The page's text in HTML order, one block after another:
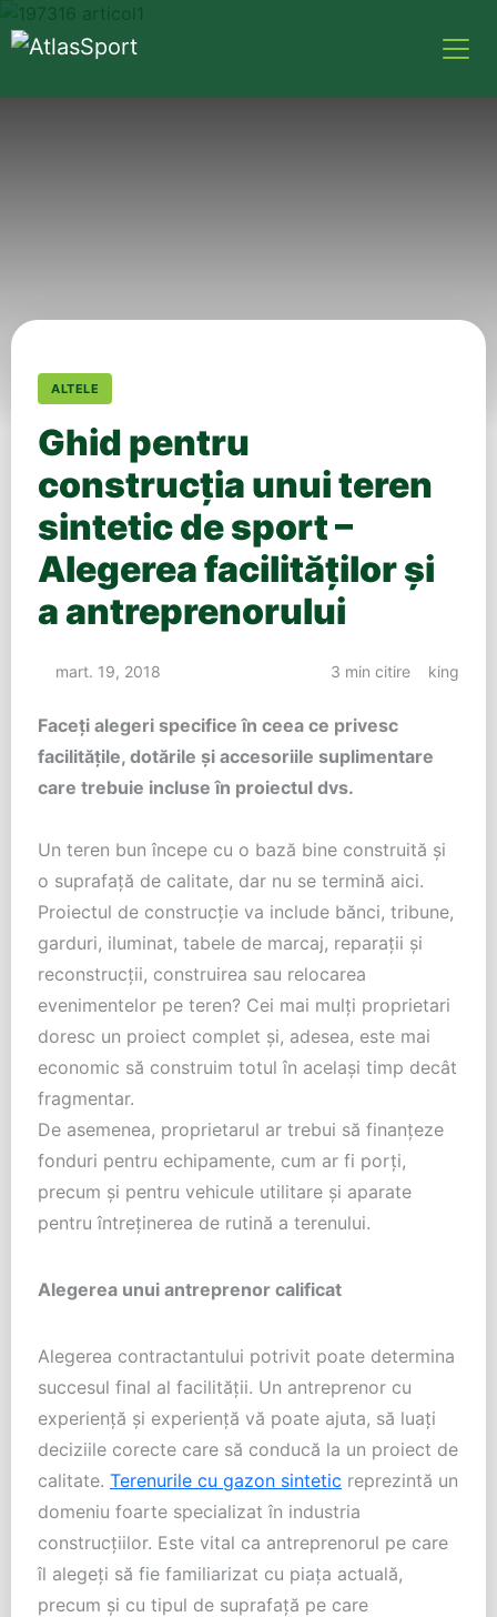
ALTELE
Ghid pentru
construcția unui teren
sintetic de sport –
Alegerea facilităților și
a antreprenorului
mart. 19, 2018 3 min citire king
Faceți alegeri specifice în ceea ce privesc
facilitățile, dotările și accesoriile suplimentare
care trebuie incluse în proiectul dvs.
Un teren bun începe cu o bază bine construită și
o suprafață de calitate, dar nu se termină aici.
Proiectul de construcție va include bănci, tribune,
garduri, iluminat, tabele de marcaj, reparații și
reconstrucții, construirea sau relocarea
evenimentelor pe teren? Cei mai mulți proprietari
doresc un proiect complet și, adesea, este mai
economic să construim totul în același timp decât
fragmentar.
De asemenea, proprietarul ar trebui să finanțeze
fonduri pentru echipamente, cum ar fi porți,
precum și pentru vehicule utilitare și aparate
pentru întreținerea de rutină a terenului.
Alegerea unui antreprenor calificat
Alegerea contractantului potrivit poate determina
succesul final al facilității. Un antreprenor cu
experiență și experiență vă poate ajuta, să luați
deciziile corecte care să conducă la un proiect de
calitate. Terenurile cu gazon sintetic reprezintă un
domeniu foarte specializat în industria
construcțiilor. Este vital ca antreprenorul pe care
îl alegeți să fie familiarizat cu piața actuală,
precum și cu tipul de suprafață pe care